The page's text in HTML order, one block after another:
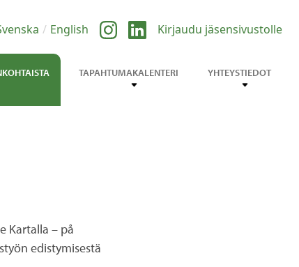
TAPAHTUMAKALENTERI YHTEYSTIEDOT
English Kirjaudu jäsensivustolle
Kartalla – på
edistymisestä